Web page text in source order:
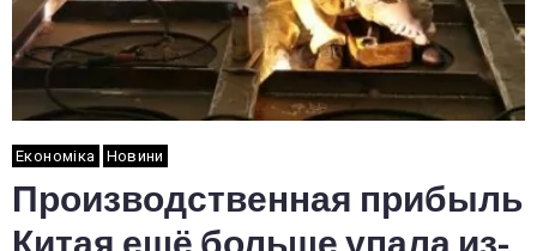
Економіка Новини
Производственная прибыль